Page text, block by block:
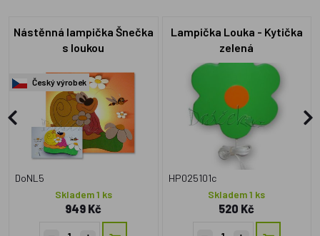
Nástěnná lampička Šnečka
s loukou
Český výrobek
DoNL5
Skladem 1 ks
949 Kč
Lampička Louka - Kytička
zelená
HP025101c
Skladem 1 ks
520 Kč